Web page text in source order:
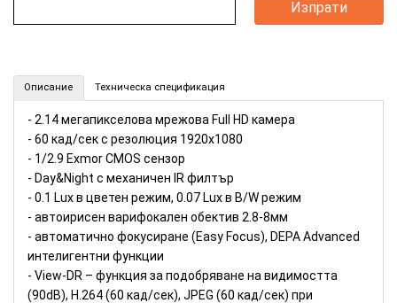
Описание Техническа спецификация
- 2.14 мегапикселова мрежова Full HD камера
- 60 кад/сек с резолюция 1920x1080
- 1/2.9 Exmor CMOS сензор
- Day&Night с механичен IR филтър
- 0.1 Lux в цветен режим, 0.07 Lux в B/W режим
- автоирисен варифокален обектив 2.8-8мм
- автоматично фокусиране (Easy Focus), DEPA Advanced
интелигентни функции
- View-DR – функция за подобряване на видимостта
(90dB), H.264 (60 кад/сек), JPEG (60 кад/сек) при